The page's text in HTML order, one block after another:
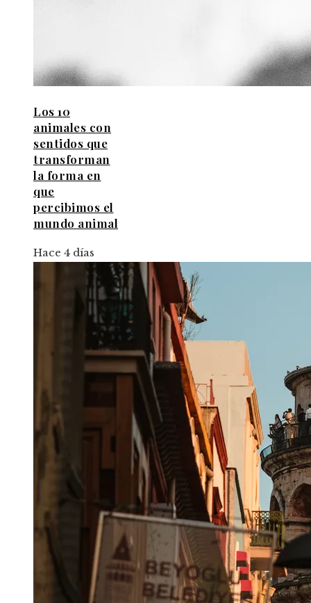
Los 10
animales con
sentidos que
transforman
la forma en
que
percibimos el
mundo animal
Hace 4 días